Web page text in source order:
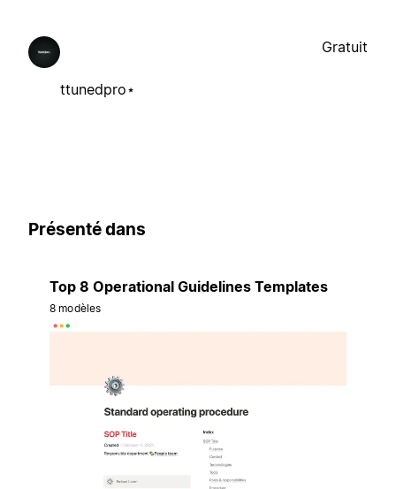
ttunedpro⋆
Gratuit
Présenté dans
Top 8 Operational Guidelines Templates
8 modèles